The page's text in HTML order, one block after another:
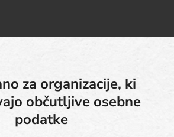
za organizacije, ki
občutljive osebne
podatke